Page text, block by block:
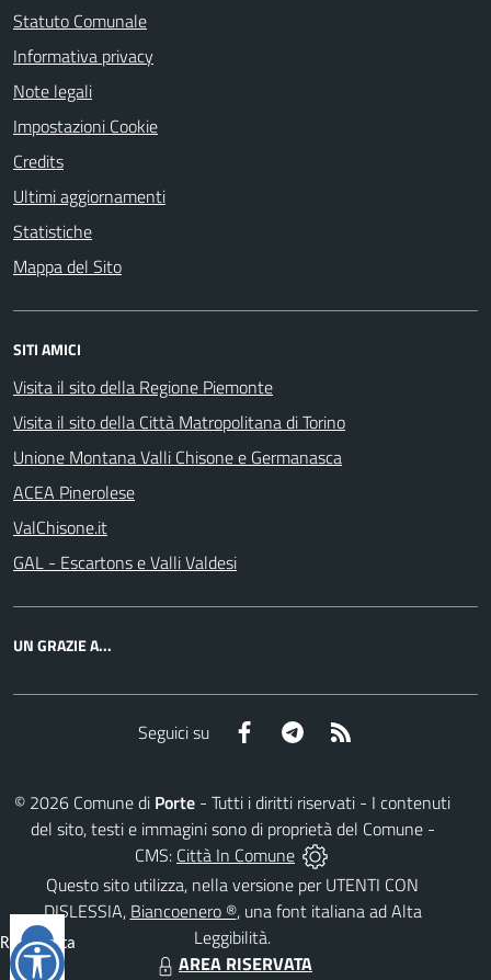
Statuto Comunale
Informativa privacy
Note legali
Impostazioni Cookie
Credits
Ultimi aggiornamenti
Statistiche
Mappa del Sito
SITI AMICI
Visita il sito della Regione Piemonte
Visita il sito della Città Matropolitana di Torino
Unione Montana Valli Chisone e Germanasca
ACEA Pinerolese
ValChisone.it
GAL - Escartons e Valli Valdesi
UN GRAZIE A...
Seguici su Facebook Telegram
© 2026 Comune di Porte - Tutti i diritti riservati - I contenuti
del sito, testi e immagini sono di proprietà del Comune -
CMS: Città In Comune
Questo sito utilizza, nella versione per UTENTI CON
DISLESSIA, Biancoenero ®, una font italiana ad Alta
Leggibilità.
AREA RISERVATA
Reimposta
tutto